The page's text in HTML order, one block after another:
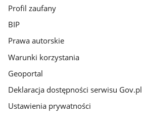
Profil zaufany
BIP
Prawa autorskie
Warunki korzystania
Geoportal
Deklaracja dostępności serwisu Gov.pl
Ustawienia prywatności